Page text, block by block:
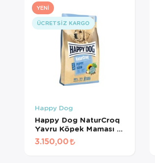
YENI
ÜCRETSIZ KARGO
Happy Dog
Happy Dog NaturCroq
Yavru Köpek Maması 15
Kg
3.150,00